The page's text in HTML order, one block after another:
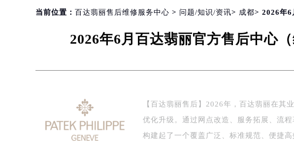
北京市东城区东长安街1号东方广场写字楼W3座6层602室
上海市徐汇区虹桥路3号港汇中心写字楼2座37层3705室
扬州市邗江区国展路29号星耀天地写字楼1号楼18层1803
盐城市盐都区世纪大道5号盐城金融城写字楼1号楼16层
泰州市海陵区永定东路399号置地商务中心东塔写字楼（
当前位置： 百达翡丽售后维修服务中心 > 问题/知识/资讯> 成都> 2026年6
2026年6月百达翡丽官方售后中心
【百达翡丽售后】2026年，百达翡丽在其
优化升级。通过网点改造、服务拓展、流
构建起了一个覆盖广泛、标准规范、便捷